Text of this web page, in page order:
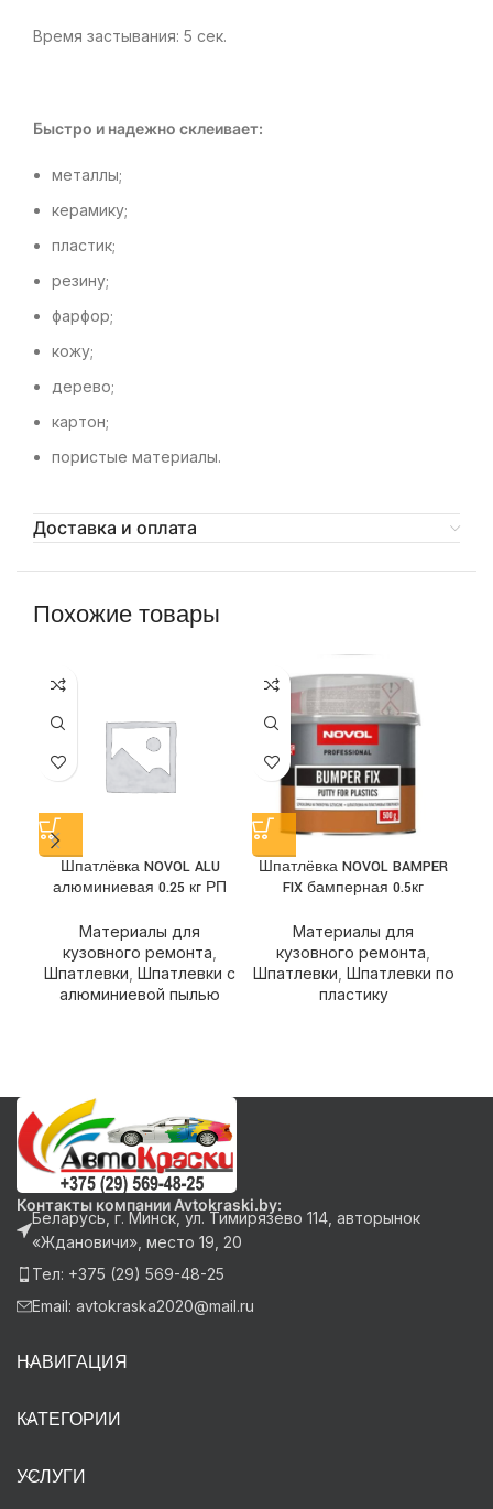
Время застывания: 5 сек.
Быстро и надежно склеивает:
металлы;
керамику;
пластик;
резину;
фарфор;
кожу;
дерево;
картон;
пористые материалы.
Доставка и оплата
Похожие товары
Шпатлёвка NOVOL ALU
алюминиевая 0.25 кг РП
Материалы для
кузовного ремонта
Шпатлевки Шпатлевки с
алюминиевой пылью
Шпатлёвка NOVOL BAMPER
FIX бамперная 0.5кг
Материалы для
кузовного ремонта
Шпатлевки Шпатлевки по
пластику
Контакты компании Avtokraski.by:
Беларусь, г. Минск, ул. Тимирязево 114, авторынок
«Ждановичи», место 19, 20
Тел: +375 (29) 569-48-25
Email: avtokraska2020@mail.ru
НАВИГАЦИЯ
КАТЕГОРИИ
УСЛУГИ